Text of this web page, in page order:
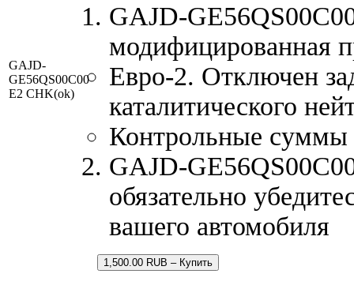
GAJD-
GE56QS00C00
E2 CHK(ok)
GAJD-
модифицированная
Евро-2. Отключен
каталитического
Контрольные суммы
GAJD-
обязательно
вашего автомобиля
1,500.00 RUB – Купить